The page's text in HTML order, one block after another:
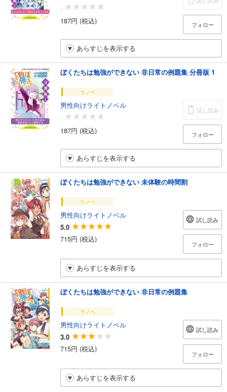
-
187円 (税込)
フォロー
あらすじを表示する
ぼくたちは勉強ができない 非日常の例題集 分冊版 1
ラノベ
男性向けライトノベル
-
187円 (税込)
試し読み
フォロー
あらすじを表示する
ぼくたちは勉強ができない 未体験の時間割
ラノベ
男性向けライトノベル
5.0
715円 (税込)
試し読み
フォロー
あらすじを表示する
ぼくたちは勉強ができない 非日常の例題集
ラノベ
男性向けライトノベル
3.0
715円 (税込)
試し読み
フォロー
あらすじを表示する